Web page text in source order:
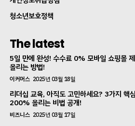
청소년보호정책
The latest
5일 만에 완성! 수수료 0% 모바일 쇼핑몰
올리는 방법!
이커머스 2025년 03월 18일
리더십 교육, 아직도 고민하세요? 3가지 핵
200% 올리는 비법 공개!
비즈니스 2025년 03월 17일